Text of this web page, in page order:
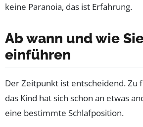
keine Paranoia, das ist Erfahrung.
Ab wann und wie
einführen
Der Zeitpunkt ist entscheidend. Zu
das Kind hat sich schon an etwas
eine bestimmte Schlafposition.